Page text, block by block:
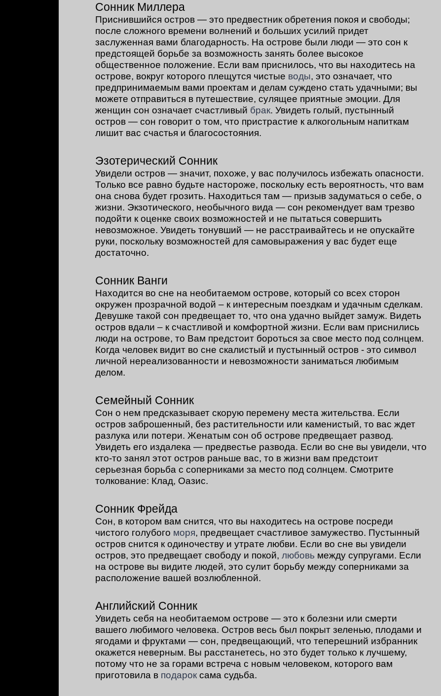
Сонник Миллера
Приснившийся остров — это предвестник обретения покоя и свободы;
после сложного времени волнений и больших усилий придет
заслуженная вами благодарность. На острове были люди — это сон к
предстоящей борьбе за возможность занять более высокое
общественное положение. Если вам приснилось, что вы находитесь на
острове, вокруг которого плещутся чистые воды, это означает, что
предпринимаемым вами проектам и делам суждено стать удачными; вы
можете отправиться в путешествие, сулящее приятные эмоции. Для
женщин сон означает счастливый брак. Увидеть голый, пустынный
остров — сон говорит о том, что пристрастие к алкогольным напиткам
лишит вас счастья и благосостояния.
Эзотерический Сонник
Увидели остров — значит, похоже, у вас получилось избежать опасности.
Только все равно будьте настороже, поскольку есть вероятность, что вам
она снова будет грозить. Находиться там — призыв задуматься о себе, о
жизни. Экзотического, необычного вида — сон рекомендует вам трезво
подойти к оценке своих возможностей и не пытаться совершить
невозможное. Увидеть тонувший — не расстраивайтесь и не опускайте
руки, поскольку возможностей для самовыражения у вас будет еще
достаточно.
Сонник Ванги
Находится во сне на необитаемом острове, который со всех сторон
окружен прозрачной водой – к интересным поездкам и удачным сделкам.
Девушке такой сон предвещает то, что она удачно выйдет замуж. Видеть
остров вдали – к счастливой и комфортной жизни. Если вам приснились
люди на острове, то Вам предстоит бороться за свое место под солнцем.
Когда человек видит во сне скалистый и пустынный остров - это символ
личной нереализованности и невозможности заниматься любимым
делом.
Семейный Сонник
Сон о нем предсказывает скорую перемену места жительства. Если
остров заброшенный, без растительности или каменистый, то вас ждет
разлука или потери. Женатым сон об острове предвещает развод.
Увидеть его издалека — предвестье развода. Если во сне вы увидели, что
кто-то занял этот остров раньше вас, то в жизни вам предстоит
серьезная борьба с соперниками за место под солнцем. Смотрите
толкование: Клад, Оазис.
Сонник Фрейда
Сон, в котором вам снится, что вы находитесь на острове посреди
чистого голубого моря, предвещает счастливое замужество. Пустынный
остров снится к одиночеству и утрате любви. Если во сне вы увидели
остров, это предвещает свободу и покой,любовь между супругами. Если
на острове вы видите людей, это сулит борьбу между соперниками за
расположение вашей возлюбленной.
Английский Сонник
Увидеть себя на необитаемом острове — это к болезни или смерти
вашего любимого человека. Остров весь был покрыт зеленью, плодами и
ягодами и фруктами — сон, предвещающий, что теперешний избранник
окажется неверным. Вы расстанетесь, но это будет только к лучшему,
потому что не за горами встреча с новым человеком, которого вам
приготовила в подарок сама судьба.